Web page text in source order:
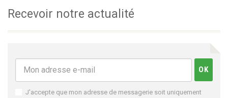
Recevoir notre actualité
J'accepte que mon adresse de messagerie soit uniquement